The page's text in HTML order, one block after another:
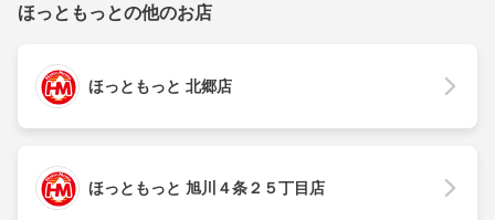
ほっともっとの他のお店
ほっともっと 北郷店
ほっともっと 旭川４条２５丁目店